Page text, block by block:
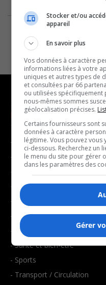
NOUVELLES
- Affaires municipales
- Communauté / Social
- Culture
- Économie
- Éducation
- Environnement
- Faits divers
- Santé et bien-être
- Sports
- Transport / Circulation
Stocker et/ou
appareil
En savoir plus
Vos données à caractère
informations liées à votre
uniques et autres types de
et consultées par 66
ou utilisées spécifiquement
nous-mêmes sommes
géolocalisation précises.
Certains fournisseurs sont
données à caractère
légitime. Vous pouvez
ci-dessous. Recherchez un
le menu du site pour gérer
dans les paramètres des
Gérer